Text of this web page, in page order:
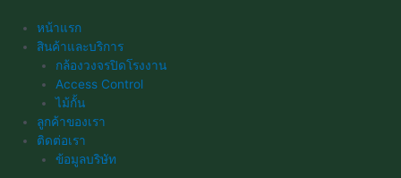
content
หน้าแรก
สินค้าและบริการ
กล้องวงจรปิดโรงงาน
Access Control
ไม้กั้น
ลูกค้าของเรา
ติดต่อเรา
ข้อมูลบริษัท